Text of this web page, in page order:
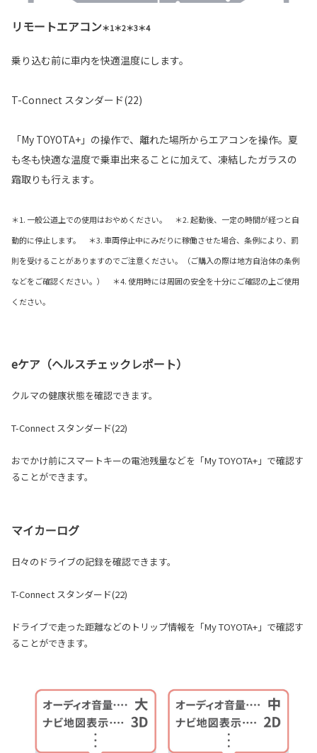
リモートエアコン＊1＊2＊3＊4
乗り込む前に車内を快適温度にします。
T-Connect スタンダード(22)
「My TOYOTA+」の操作で、離れた場所からエアコンを操作。夏
も冬も快適な温度で乗車出来ることに加えて、凍結したガラスの
霜取りも行えます。
＊1. 一般公道上での使用はおやめください。 ＊2. 起動後、一定の時間が経つと自
動的に停止します。 ＊3. 車両停止中にみだりに稼働させた場合、条例により、罰
則を受けることがありますのでご注意ください。（ご購入の際は地方自治体の条例
などをご確認ください。） ＊4. 使用時には周囲の安全を十分にご確認の上ご使用
ください。
eケア（ヘルスチェックレポート）
クルマの健康状態を確認できます。
T-Connect スタンダード(22)
おでかけ前にスマートキーの電池残量などを「My TOYOTA+」で確認す
ることができます。
マイカーログ
日々のドライブの記録を確認できます。
T-Connect スタンダード(22)
ドライブで走った距離などのトリップ情報を「My TOYOTA+」で確認す
ることができます。